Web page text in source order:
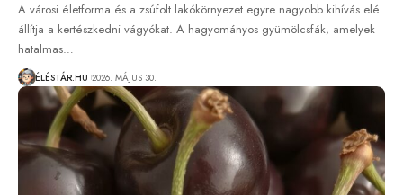
A városi életforma és a zsúfolt lakókörnyezet egyre nagyobb kihívás elé
állítja a kertészkedni vágyókat. A hagyományos gyümölcsfák, amelyek
hatalmas…
ÉLÉSTÁR.HU 2026. MÁJUS 30.